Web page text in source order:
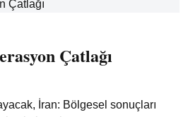
Çatlağı
İran: Bölgesel sonuçları